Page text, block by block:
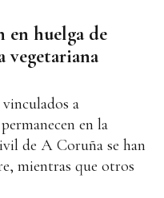
en huelga de
vegetariana
a
en la
de A Coruña se han
mientras que otros